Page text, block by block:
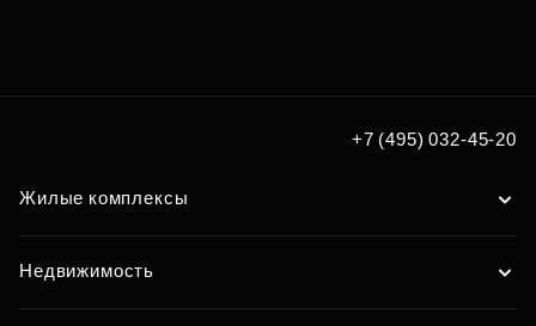
+7 (495) 032-45-20
Жилые комплексы
Недвижимость